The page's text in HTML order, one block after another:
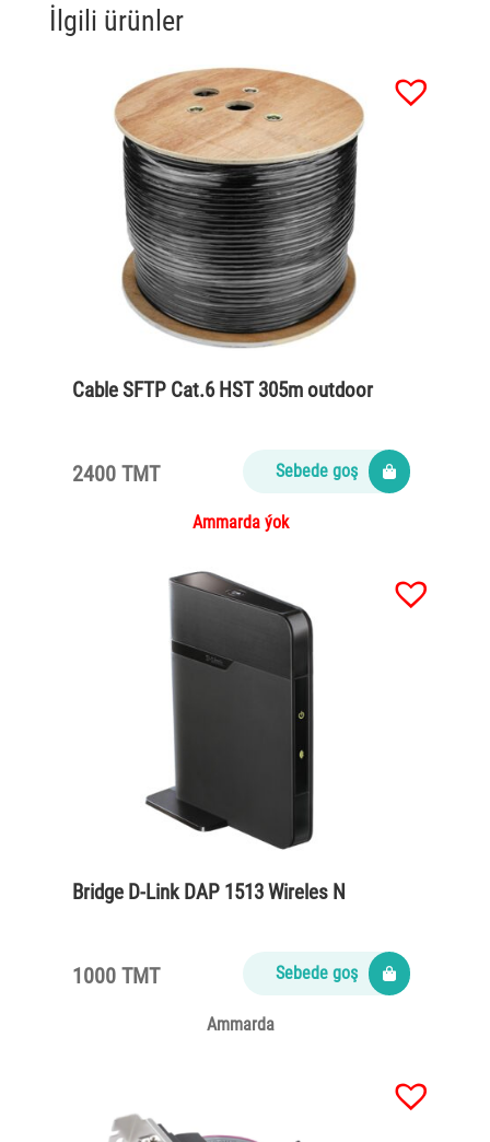
İlgili ürünler
Cable SFTP Cat.6 HST 305m outdoor
2400 TMT Sebede goş
Ammarda ýok
Bridge D-Link DAP 1513 Wireles N
1000 TMT Sebede goş
Ammarda